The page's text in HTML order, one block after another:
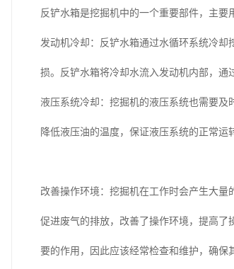
反铲水箱是挖掘机中的一个重要部件，主要
发动机冷却：反铲水箱通过水循环系统冷
损。反铲水箱将冷却水流入发动机内部，通
液压系统冷却：挖掘机的液压系统也需要
降低液压油的温度，保证液压系统的正常运
改善操作环境：挖掘机在工作时会产生大
促进废气的排放，改善了操作环境，提高
要的作用，因此应该经常检查和维护，确保